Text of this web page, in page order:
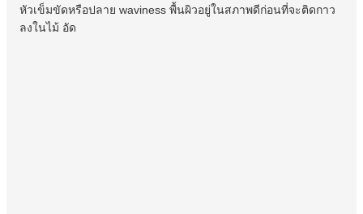
หัวเข็มขัดหรือปลาย waviness พื้นผิวอยู่ในสภาพดีก่อนที่จะติดกาว
ลงในไม้ อัด